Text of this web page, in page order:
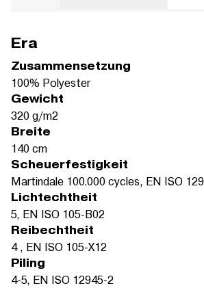
Era
Zusammensetzung
100% Polyester
Gewicht
320 g/m2
Breite
140 cm
Scheuerfestigkeit
Martindale 100.000 cycles, EN ISO
Lichtechtheit
5, EN ISO 105-B02
Reibechtheit
4 , EN ISO 105-X12
Piling
4-5, EN ISO 12945-2